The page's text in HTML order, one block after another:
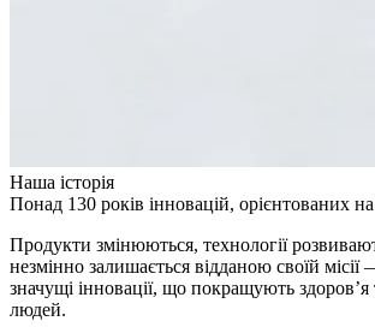
Наша історія
Понад 130 років інновацій, орієнтованих
Продукти змінюються, технології
незмінно залишається відданою своїй
значущі інновації, що покращують здоров’я
людей.